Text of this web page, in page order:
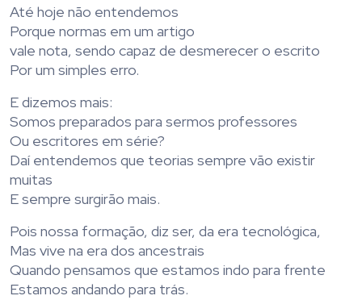
Até hoje não entendemos
Porque normas em um artigo
vale nota, sendo capaz de desmerecer o escrito
Por um simples erro.
E dizemos mais:
Somos preparados para sermos professores
Ou escritores em série?
Daí entendemos que teorias sempre vão existir
muitas
E sempre surgirão mais.
Pois nossa formação, diz ser, da era tecnológica,
Mas vive na era dos ancestrais
Quando pensamos que estamos indo para frente
Estamos andando para trás.